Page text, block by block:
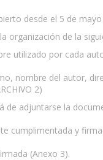
desde el 5 de
organización de la
utilizado por cada
nombre del autor,
2)
de adjuntarse la
cumplimentada y
(Anexo 3).